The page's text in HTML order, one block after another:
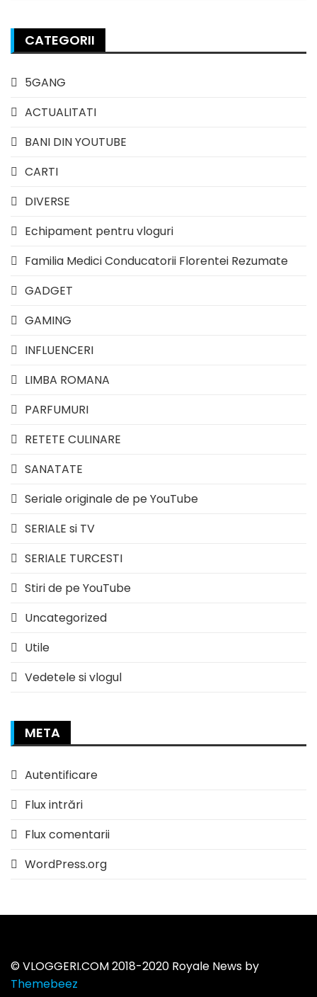
CATEGORII
5GANG
ACTUALITATI
BANI DIN YOUTUBE
CARTI
DIVERSE
Echipament pentru vloguri
Familia Medici Conducatorii Florentei Rezumate
GADGET
GAMING
INFLUENCERI
LIMBA ROMANA
PARFUMURI
RETETE CULINARE
SANATATE
Seriale originale de pe YouTube
SERIALE si TV
SERIALE TURCESTI
Stiri de pe YouTube
Uncategorized
Utile
Vedetele si vlogul
META
Autentificare
Flux intrări
Flux comentarii
WordPress.org
©️ VLOGGERI.COM 2018-2020 Royale News by
Themebeez